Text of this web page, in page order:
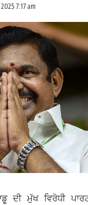
7:17 am
ਦੀ ਮੁੱਖ ਵਿਰੋਧੀ